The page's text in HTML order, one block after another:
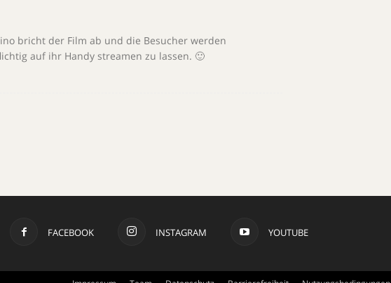
bricht der Film ab und die Besucher werden
auf ihr Handy streamen zu lassen. 🙂
FACEBOOK INSTAGRAM YOUTUBE